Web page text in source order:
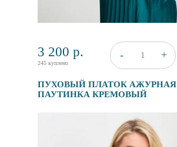
3 200 р.
245 куплено
- 1 +
ПУХОВЫЙ ПЛАТОК АЖУРНАЯ
ПАУТИНКА КРЕМОВЫЙ